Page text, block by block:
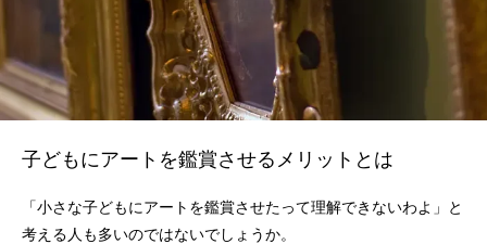
グループレッスン
グループレ
パーソナル
レッスン
色鉛筆
子どもにアートを鑑賞させるメリットとは
「小さな子どもにアートを鑑賞させたって理解できないわよ」と
考える人も多いのではないでしょうか。